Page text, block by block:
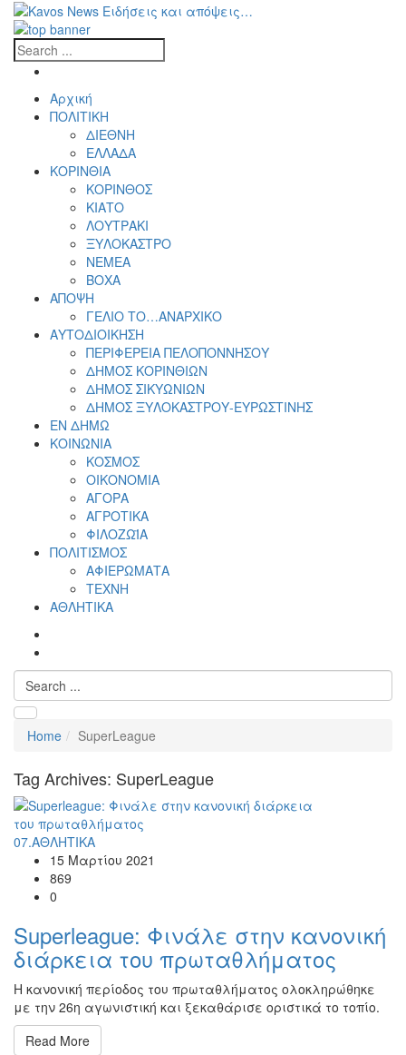
Αρχική
ΠΟΛΙΤΙΚΗ
ΔΙΕΘΝΗ
ΕΛΛΑΔΑ
ΚΟΡΙΝΘΙΑ
ΚΟΡΙΝΘΟΣ
ΚΙΑΤΟ
ΛΟΥΤΡΑΚΙ
ΞΥΛΟΚΑΣΤΡΟ
ΝΕΜΕΑ
ΒΟΧΑ
ΑΠΟΨΗ
ΓΕΛΙΟ ΤΟ…ΑΝΑΡΧΙΚΟ
ΑΥΤΟΔΙΟΙΚΗΣΗ
ΠΕΡΙΦΕΡΕΙΑ ΠΕΛΟΠΟΝΝΗΣΟΥ
ΔΗΜΟΣ ΚΟΡΙΝΘΙΩΝ
ΔΗΜΟΣ ΣΙΚΥΩΝΙΩΝ
ΔΗΜΟΣ ΞΥΛΟΚΑΣΤΡΟΥ-ΕΥΡΩΣΤΙΝΗΣ
ΕΝ ΔΗΜΩ
ΚΟΙΝΩΝΙΑ
ΚΟΣΜΟΣ
ΟΙΚΟΝΟΜΙΑ
ΑΓΟΡΑ
ΑΓΡΟΤΙΚΑ
ΦΙΛΟΖΩΪΑ
ΠΟΛΙΤΙΣΜΟΣ
ΑΦΙΕΡΩΜΑΤΑ
ΤΕΧΝΗ
ΑΘΛΗΤΙΚΑ
Home SuperLeague
Tag Archives: SuperLeague
07.ΑΘΛΗΤΙΚΑ
15 Μαρτίου 2021
869
0
Superleague: Φινάλε στην κανονική
διάρκεια του πρωταθλήματος
H κανονική περίοδος του πρωταθλήματος ολοκληρώθηκε
με την 26η αγωνιστική και ξεκαθάρισε οριστικά το τοπίο.
Read More